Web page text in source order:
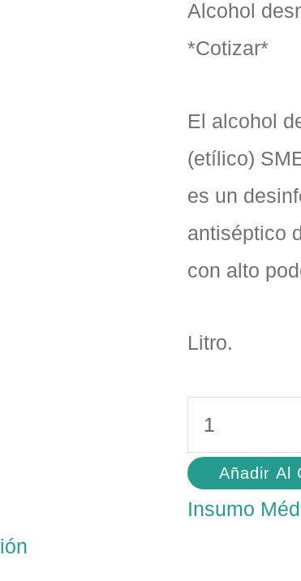
Alcohol
*Cotizar*
El alcohol
(etílico)
es un
antiséptico
con alto
Litro.
Añadir Al
Insumo